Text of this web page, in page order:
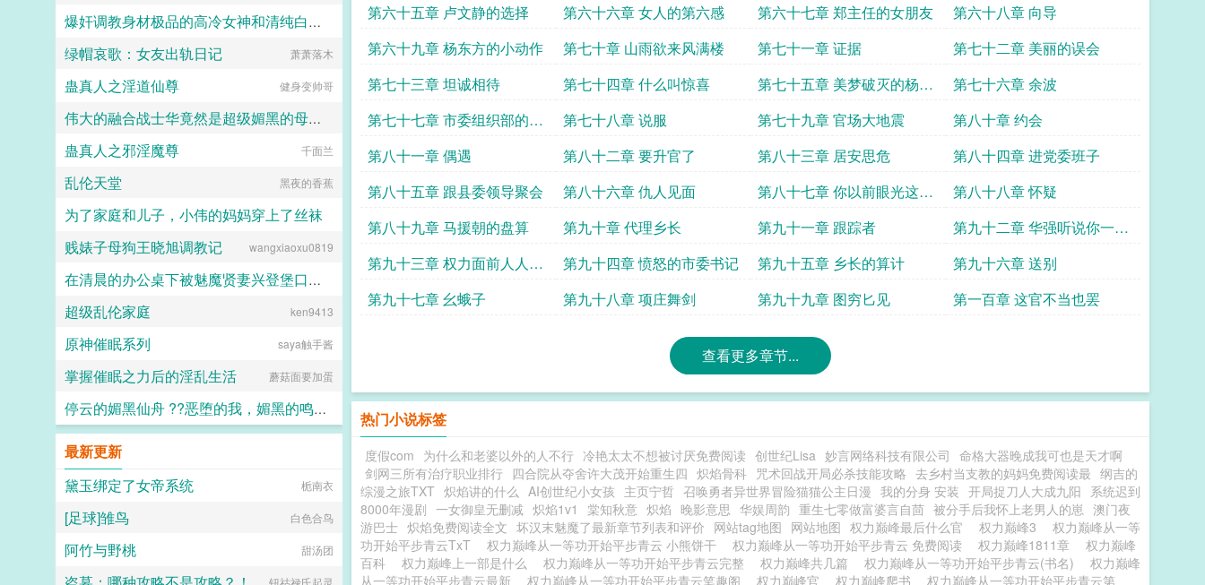
第六十五章 卢文静的选择
第六十六章 女人的第六感 第六十七章 郑主任的女朋友
第六十八章 向导
第六十九章 杨东方的小动作
第七十章 山雨欲来风满楼 第七十一章 证据
第七十二章 美丽的误会
第七十三章 坦诚相待
第七十四章 什么叫惊喜
第七十五章 美梦破灭的杨东
方
第七十六章 余波
第七十七章 市委组织部的召
唤
第七十八章 说服 第七十九章 官场大地震
第八十章 约会
第八十一章 偶遇
第八十二章 要升官了 第八十三章 居安思危
第八十四章 进党委班子
第八十五章 跟县委领导聚会
第八十六章 仇人见面
第八十七章 你以前眼光这么
低
第八十八章 怀疑
第八十九章 马援朝的盘算
第九十章 代理乡长 第九十一章 跟踪者
第九十二章 华强听说你一直
在找我
第九十三章 权力面前人人平
等
第九十四章 愤怒的市委书记 第九十五章 乡长的算计
第九十六章 送别
第九十七章 幺蛾子
第九十八章 项庄舞剑 第九十九章 图穷匕见 第一百章 这官不当也罢
查看更多章节...
热门小说标签
度假com 为什么和老婆以外的人不行 冷艳太太不想被讨厌免费阅读 创世纪Lisa 妙言网络科技有限公司 命格大器晚成我可也是天才啊
剑网三所有治疗职业排行 四合院从夺舍许大茂开始重生四 炽焰骨科 咒术回战开局必杀技能攻略 去乡村当支教的妈妈免费阅读最 纲吉的
综漫之旅TXT 炽焰讲的什么 AI创世纪小女孩 主页宁哲 召唤勇者异世界冒险猫猫公主日漫 我的分身 安装 开局捉刀人大成九阳 系统迟到
8000年漫剧 一女御皇无删减 炽焰1v1 棠知秋意 炽焰 晚影意思 华娱周韵 重生七零做富婆言自茴 被分手后我怀上老男人的崽 澳门夜
游巴士 炽焰免费阅读全文 坏汉末魅魔了最新章节列表和评价 网站tag地图 网站地图 权力巅峰最后什么官 权力巅峰3
权力巅峰从一等
功开始平步青云TxT
权力巅峰从一等功开始平步青云 小熊饼干 权力巅峰从一等功开始平步青云 免费阅读 权力巅峰1811章
权力巅峰
百科
权力巅峰上一部是什么 权力巅峰从一等功开始平步青云完整 权力巅峰共几篇 权力巅峰从一等功开始平步青云(书名)
权力巅峰
从一等功开始平步青云最新
权力巅峰从一等功开始平步青云笔趣阁 权力巅峰官 权力巅峰爬书
权力巅峰从一等功开始平步青云第
爆奸调教身材极品的高冷女神和清纯白袜甜妹留学生，射满她们的鞋柜里的高跟鞋和小皮鞋
ni1l
绿帽哀歌：女友出轨日记 萧萧落木
蛊真人之淫道仙尊 健身变帅哥
伟大的融合战士华竟然是超级媚黑的母猪便器这件事
嘿嘿嘿
蛊真人之邪淫魔尊 千面兰
乱伦天堂 黑夜的香蕉
为了家庭和儿子，小伟的妈妈穿上了丝袜
daokee
贱婊子母狗王晓旭调教记 wangxiaoxu0819
在清晨的办公桌下被魅魔贤妻兴登堡口交，夜晚在宴会厅角落的鞋交
火锅气候
超级乱伦家庭 ken9413
原神催眠系列 saya触手酱
掌握催眠之力后的淫乱生活 蘑菇面要加蛋
停云的媚黑仙舟 ??恶堕的我，媚黑的鸣火首席以及仙舟??
最新更新
黛玉绑定了女帝系统
栀南衣
[足球]雏鸟 白色合鸟
阿竹与野桃 甜汤团
钮祜禄氏起灵